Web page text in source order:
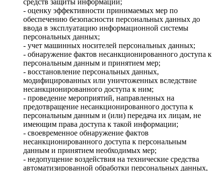
средств защиты информации;
- оценку эффективности принимаемых мер по
обеспечению безопасности персональных данных до
ввода в эксплуатацию информационной системы
персональных данных;
- учет машинных носителей персональных данных;
- обнаружение фактов несанкционированного доступа к
персональным данным и принятием мер;
- восстановление персональных данных,
модифицированных или уничтоженных вследствие
несанкционированного доступа к ним;
- проведение мероприятий, направленных на
предотвращение несанкционированного доступа к
персональным данным и (или) передача их лицам, не
имеющим права доступа к такой информации;
- своевременное обнаружение фактов
несанкционированного доступа к персональным
данным и принятием необходимых мер;
- недопущение воздействия на технические средства
автоматизированной обработки персональных данных,